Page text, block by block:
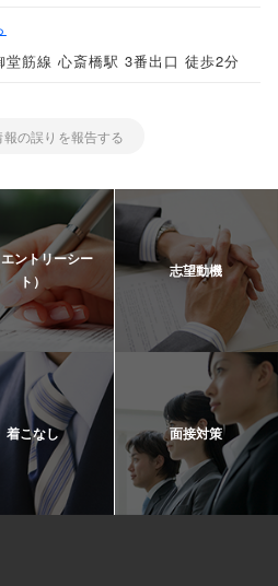
堂筋線 心斎橋駅 3番出口 徒歩2分
の誤りを報告する
ントリーシー
ト）
志望動機
着こなし 面接対策